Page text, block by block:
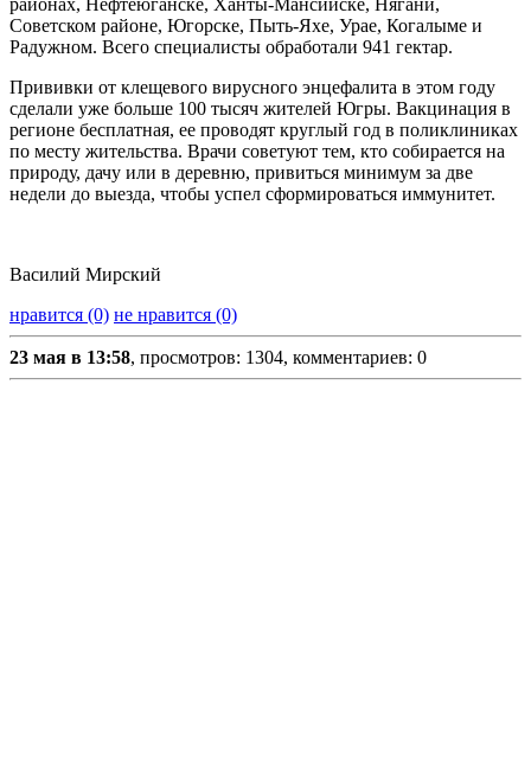
районах, Нефтеюганске, Ханты-Мансийске, Нягани,
Советском районе, Югорске, Пыть-Яхе, Урае, Когалыме и
Радужном. Всего специалисты обработали 941 гектар.
Прививки от клещевого вирусного энцефалита в этом году
сделали уже больше 100 тысяч жителей Югры. Вакцинация в
регионе бесплатная, ее проводят круглый год в поликлиниках
по месту жительства. Врачи советуют тем, кто собирается на
природу, дачу или в деревню, привиться минимум за две
недели до выезда, чтобы успел сформироваться иммунитет.
Василий Мирский
нравится (0) не нравится (0)
23 мая в 13:58, просмотров: 1304, комментариев: 0